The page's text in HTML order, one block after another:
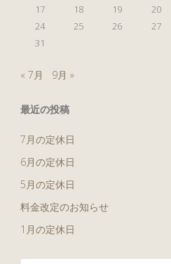
17
18 19 20
24
25 26 27
31
« 7月 9月 »
最近の投稿
7月の定休日
6月の定休日
5月の定休日
料金改定のお知らせ
1月の定休日